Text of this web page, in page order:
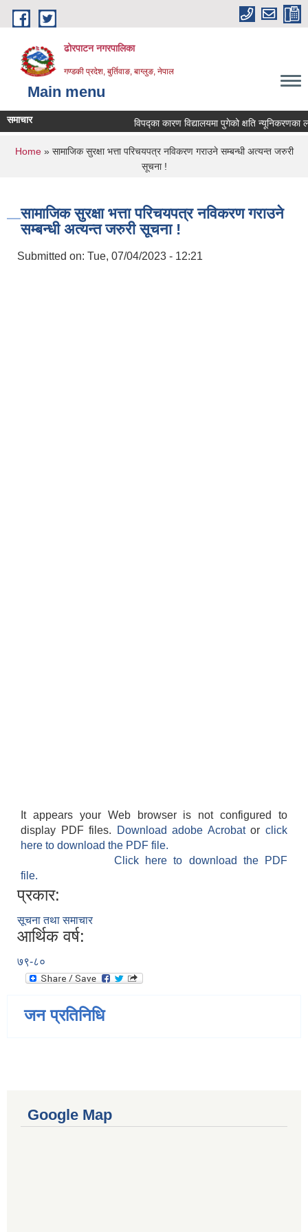
Skip to main content
ढोरपाटन नगरपालिका
गण्डकी प्रदेश, बुर्तिवाङ, बाग्लुङ, नेपाल
Main menu
समाचार विपद्का कारण विद्यालयमा पुगेको क्षति न्यूनिकरणका
You are here
Home» सामाजिक सुरक्षा भत्ता परिचयपत्र नविकरण गराउने सम्बन्धी अत्यन्त जरुरी
सूचना !
सामाजिक सुरक्षा भत्ता परिचयपत्र नविकरण गराउने
सम्बन्धी अत्यन्त जरुरी सूचना !
Submitted on: Tue, 07/04/2023 - 12:21
It appears your Web browser is not configured to
display PDF files.
Download adobe Acrobatorclick
here to download the PDF file.
Click here to download the PDF
file.
प्रकार:
सूचना तथा समाचार
आर्थिक वर्ष:
७९-८०
जन प्रतिनिधि
Google Map